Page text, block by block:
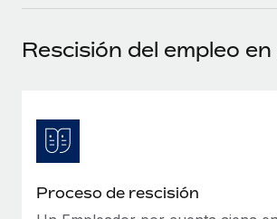
Optimiza los procesos con
SERVICIOS
Obtén ayuda de gente experta en RR.
Asociarse
Consultoría de integraciones y
CASOS PRÁCTICOS
Información sobre salarios y talento
Obtén ayuda
Rescisión del empleo
Proceso de rescisión